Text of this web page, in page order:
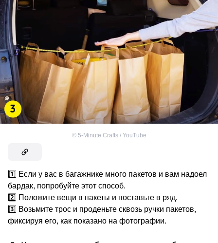
© 5-Minute Crafts / YouTube
1️⃣ Если у вас в багажнике много пакетов и вам надоел
бардак, попробуйте этот способ.
2️⃣ Положите вещи в пакеты и поставьте в ряд.
3️⃣ Возьмите трос и проденьте сквозь ручки пакетов,
фиксируя его, как показано на фотографии.